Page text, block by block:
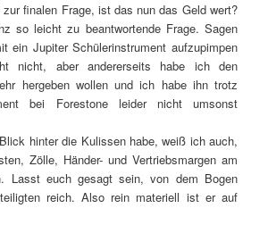
finalen Frage, ist das nun das Geld wert?
so leicht zu beantwortende Frage. Sagen
ein Jupiter Schülerinstrument aufzupimpen
nicht, aber andererseits habe ich den
hergeben wollen und ich habe ihn trotz
bei Forestone leider nicht umsonst
hinter die Kulissen habe, weiß ich auch,
Zölle, Händer- und Vertriebsmargen am
Lasst euch gesagt sein, von dem Bogen
reich. Also rein materiell ist er auf